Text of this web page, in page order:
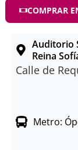
COMPRAR
Auditorio
Reina
Calle de
Metro: